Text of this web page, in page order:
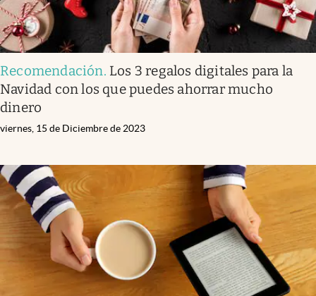
Recomendación. Los 3 regalos digitales para la
Navidad con los que puedes ahorrar mucho
dinero
viernes, 15 de Diciembre de 2023